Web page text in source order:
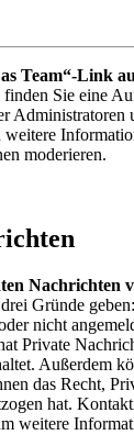
Team“-Link
Sie eine
Administratoren
weitere
moderieren.
Nachrichten
Gründe
nicht
Private
Außerdem
das Recht,
hat.
weitere